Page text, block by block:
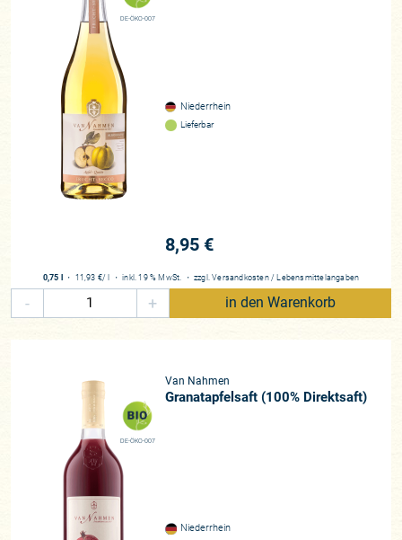
DE-ÖKO-007
Niederrhein
Lieferbar
8,95 €
0,75 l ・ 11,93 €/ l ・inkl. 19 % MwSt. ・ zzgl.Versandkosten / Lebensmittelangaben
- + in den Warenkorb
DE-ÖKO-007
Van Nahmen
Granatapfelsaft (100% Direktsaft)
Niederrhein